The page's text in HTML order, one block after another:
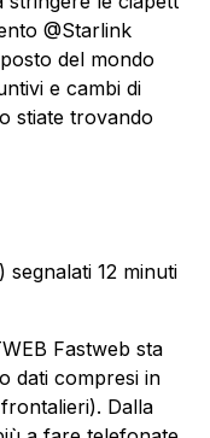
@Starlink
del mondo
e cambi di
stiate trovando
segnalati 12 minuti
Fastweb sta
dati compresi in
Dalla